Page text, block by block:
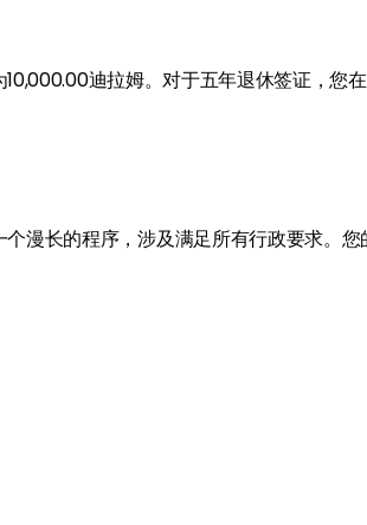
迪拉姆。对于五年退休签证，您
漫长的程序，涉及满足所有行政要求。您